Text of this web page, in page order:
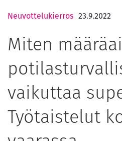
Neuvottelukierros 23.9.2022
Miten
vaikuttaa
Työtaistelut